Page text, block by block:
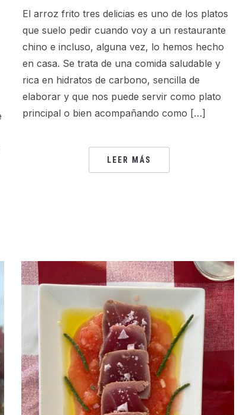
El arroz frito tres delicias es uno de los platos
que suelo pedir cuando voy a un restaurante
chino e incluso, alguna vez, lo hemos hecho
en casa. Se trata de una comida saludable y
rica en hidratos de carbono, sencilla de
elaborar y que nos puede servir como plato
principal o bien acompañando como […]
LEER MÁS